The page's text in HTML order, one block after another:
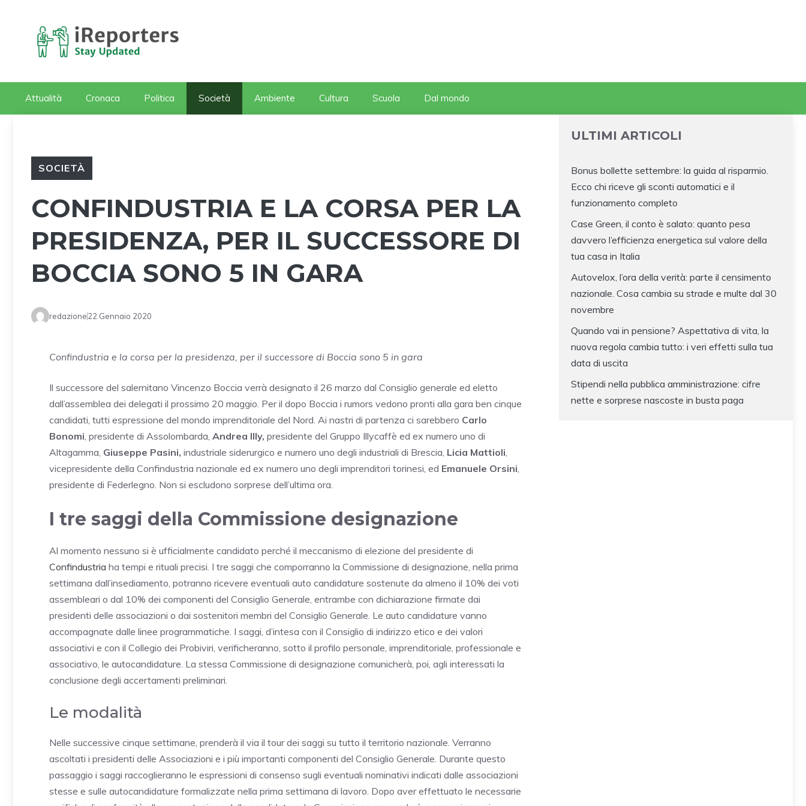
contenuto
Attualità Cronaca Politica Società Ambiente Cultura Scuola Dal mondo
SOCIETÀ
CONFINDUSTRIA E LA CORSA PER LA
PRESIDENZA, PER IL SUCCESSORE DI
BOCCIA SONO 5 IN GARA
redazione22 Gennaio 2020
Confindustria e la corsa per la presidenza, per il successore di Boccia sono 5 in gara
Il successore del salernitano Vincenzo Boccia verrà designato il 26 marzo dal Consiglio generale ed eletto
dall’assemblea dei delegati il prossimo 20 maggio. Per il dopo Boccia i rumors vedono pronti alla gara ben cinque
candidati, tutti espressione del mondo imprenditoriale del Nord. Ai nastri di partenza ci sarebbero Carlo
Bonomi, presidente di Assolombarda, Andrea Illy, presidente del Gruppo Illycaffè ed ex numero uno di
Altagamma, Giuseppe Pasini, industriale siderurgico e numero uno degli industriali di Brescia, Licia Mattioli,
vicepresidente della Confindustria nazionale ed ex numero uno degli imprenditori torinesi, ed Emanuele Orsini,
presidente di Federlegno. Non si escludono sorprese dell’ultima ora.
I tre saggi della Commissione designazione
Al momento nessuno si è ufficialmente candidato perché il meccanismo di elezione del presidente di
Confindustria ha tempi e rituali precisi. I tre saggi che comporranno la Commissione di designazione, nella prima
settimana dall’insediamento, potranno ricevere eventuali auto candidature sostenute da almeno il 10% dei voti
assembleari o dal 10% dei componenti del Consiglio Generale, entrambe con dichiarazione firmate dai
presidenti delle associazioni o dai sostenitori membri del Consiglio Generale. Le auto candidature vanno
accompagnate dalle linee programmatiche. I saggi, d’intesa con il Consiglio di indirizzo etico e dei valori
associativi e con il Collegio dei Probiviri, verificheranno, sotto il profilo personale, imprenditoriale, professionale e
associativo, le autocandidature. La stessa Commissione di designazione comunicherà, poi, agli interessati la
conclusione degli accertamenti preliminari.
Le modalità
Nelle successive cinque settimane, prenderà il via il tour dei saggi su tutto il territorio nazionale. Verranno
ascoltati i presidenti delle Associazioni e i più importanti componenti del Consiglio Generale. Durante questo
passaggio i saggi raccoglieranno le espressioni di consenso sugli eventuali nominativi indicati dalle associazioni
stesse e sulle autocandidature formalizzate nella prima settimana di lavoro. Dopo aver effettuato le necessarie
ULTIMI ARTICOLI
Bonus bollette settembre: la guida al risparmio.
Ecco chi riceve gli sconti automatici e il
funzionamento completo
Case Green, il conto è salato: quanto pesa
davvero l’efficienza energetica sul valore della
tua casa in Italia
Autovelox, l’ora della verità: parte il censimento
nazionale. Cosa cambia su strade e multe dal 30
novembre
Quando vai in pensione? Aspettativa di vita, la
nuova regola cambia tutto: i veri effetti sulla tua
data di uscita
Stipendi nella pubblica amministrazione: cifre
nette e sorprese nascoste in busta paga